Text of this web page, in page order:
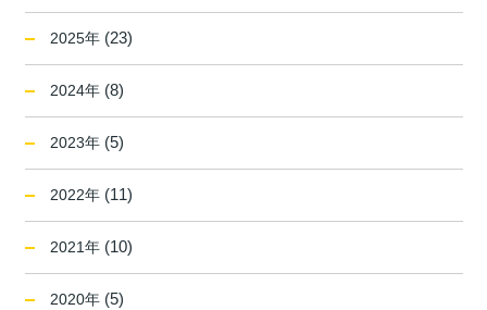
2025年 (23)
2024年 (8)
2023年 (5)
2022年 (11)
2021年 (10)
2020年 (5)